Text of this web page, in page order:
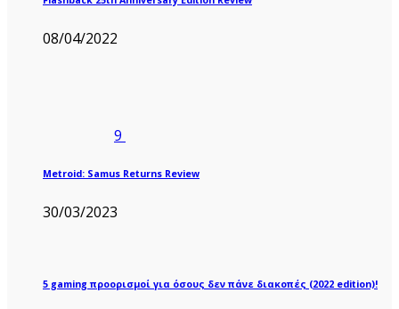
08/04/2022
9
Metroid: Samus Returns Review
30/03/2023
5 gaming προορισμοί για όσους δεν πάνε διακοπές (2022 edition)!